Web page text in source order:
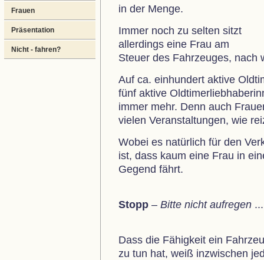
Frauen
Präsentation
Nicht - fahren?
in der Menge.
Immer noch zu selten sitzt
allerdings eine Frau am
Steuer des Fahrzeuges, nach
Auf ca. einhundert aktive
fünf aktive
immer mehr. Denn auch
vielen Veranstaltungen, wie
Wobei es natürlich für den
ist, dass kaum eine Frau in
Gegend fährt.
Stopp – Bitte nicht aufregen ...
Dass die Fähigkeit ein
zu tun hat, weiß inzwischen